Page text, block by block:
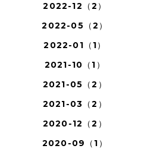
2022-12（2）
2022-05（2）
2022-01（1）
2021-10（1）
2021-05（2）
2021-03（2）
2020-12（2）
2020-09（1）